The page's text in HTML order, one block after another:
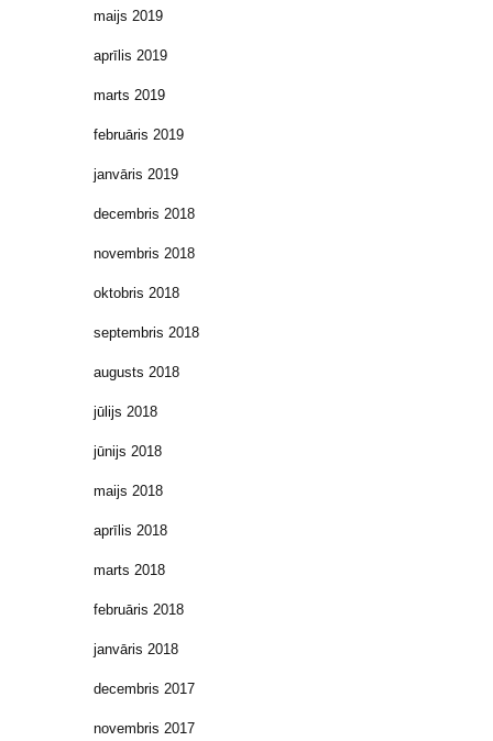
maijs 2019
aprīlis 2019
marts 2019
februāris 2019
janvāris 2019
decembris 2018
novembris 2018
oktobris 2018
septembris 2018
augusts 2018
jūlijs 2018
jūnijs 2018
maijs 2018
aprīlis 2018
marts 2018
februāris 2018
janvāris 2018
decembris 2017
novembris 2017